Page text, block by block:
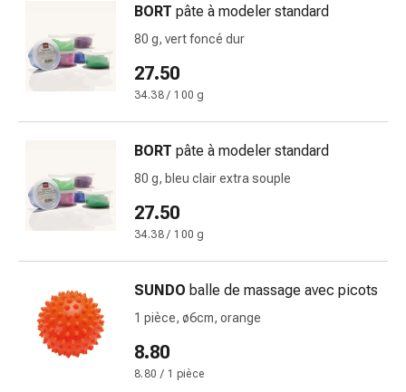
Troubles
cardiaque
Troubles
de
de
et
rhume
des
foins
Antiallergiques
BORT pâte à modeler standard
80 g, vert foncé dur
27.50
34.38 / 100 g
BORT pâte à modeler standard
80 g, bleu clair extra souple
27.50
34.38 / 100 g
SUNDO balle de massage avec picots
1 pièce, ø6cm, orange
8.80
8.80 / 1 pièce